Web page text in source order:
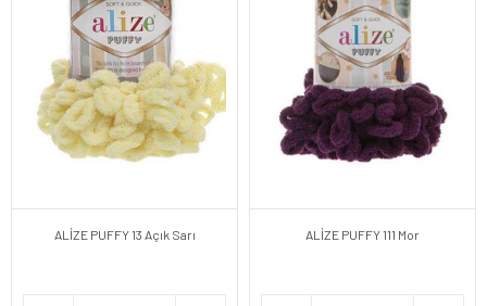
ALİZE PUFFY 13 Açık Sarı ALİZE PUFFY 111 Mor